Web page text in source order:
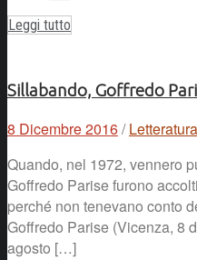
Leggi tutto
Sillabando, Goffredo
8 Dicembre 2016/ Letteratura
Quando, nel 1972, vennero
Goffredo Parise furono
perché non tenevano conto
Goffredo Parise (Vicenza, 8
agosto […]